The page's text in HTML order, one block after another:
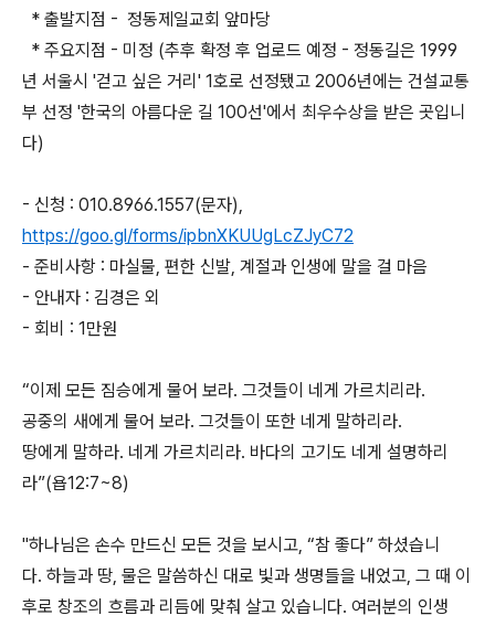
* 출발지점 - 정동제일교회 앞마당
* 주요지점 - 미정 (추후 확정 후 업로드 예정 - 정동길은 1999
년 서울시 '걷고 싶은 거리' 1호로 선정됐고 2006년에는 건설교통
부 선정 '한국의 아름다운 길 100선'에서 최우수상을 받은 곳입니
다)
- 신청 : 010.8966.1557(문자),
https://goo.gl/forms/ipbnXKUUgLcZJyC72
- 준비사항 : 마실물, 편한 신발, 계절과 인생에 말을 걸 마음
- 안내자 : 김경은 외
- 회비 : 1만원
“이제 모든 짐승에게 물어 보라. 그것들이 네게 가르치리라.
공중의 새에게 물어 보라. 그것들이 또한 네게 말하리라.
땅에게 말하라. 네게 가르치리라. 바다의 고기도 네게 설명하리
라”(욥12:7~8)
"하나님은 손수 만드신 모든 것을 보시고, “참 좋다” 하셨습니
다. 하늘과 땅, 물은 말씀하신 대로 빛과 생명들을 내었고, 그 때 이
후로 창조의 흐름과 리듬에 맞춰 살고 있습니다. 여러분의 인생